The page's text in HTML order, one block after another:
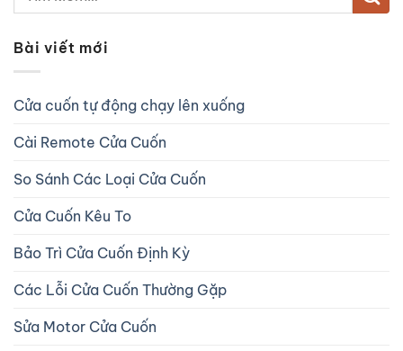
Bài viết mới
Cửa cuốn tự động chạy lên xuống
Cài Remote Cửa Cuốn
So Sánh Các Loại Cửa Cuốn
Cửa Cuốn Kêu To
Bảo Trì Cửa Cuốn Định Kỳ
Các Lỗi Cửa Cuốn Thường Gặp
Sửa Motor Cửa Cuốn